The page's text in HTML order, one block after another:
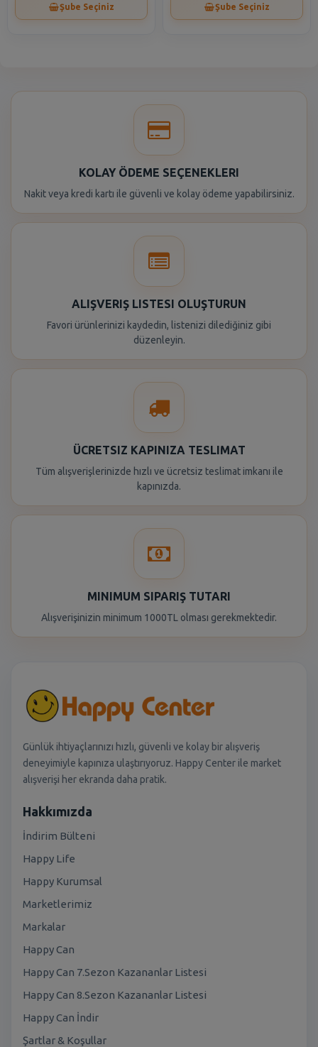
Şube Seçiniz Şube Seçiniz
KOLAY ÖDEME SEÇENEKLERI
Nakit veya kredi kartı ile güvenli ve kolay ödeme yapabilirsiniz.
ALIŞVERIŞ LISTESI OLUŞTURUN
Favori ürünlerinizi kaydedin, listenizi dilediğiniz gibi
düzenleyin.
ÜCRETSIZ KAPINIZA TESLIMAT
Tüm alışverişlerinizde hızlı ve ücretsiz teslimat imkanı ile
kapınızda.
MINIMUM SIPARIŞ TUTARI
Alışverişinizin minimum 1000TL olması gerekmektedir.
Günlük ihtiyaçlarınızı hızlı, güvenli ve kolay bir alışveriş
deneyimiyle kapınıza ulaştırıyoruz. Happy Center ile market
alışverişi her ekranda daha pratik.
Hakkımızda
İndirim Bülteni
Happy Life
Happy Kurumsal
Marketlerimiz
Markalar
Happy Can
Happy Can 7.Sezon Kazananlar Listesi
Happy Can 8.Sezon Kazananlar Listesi
Happy Can İndir
Şartlar & Koşullar